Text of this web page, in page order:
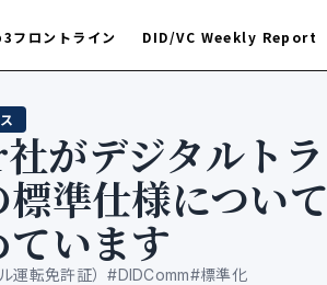
フロントライン DID/VC Weekly Report
がデジタルトラ
準仕様について
います
運転免許証）#DIDComm#標準化